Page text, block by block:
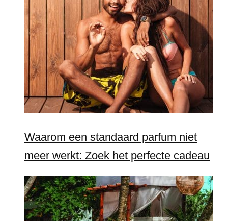
Waarom een standaard parfum niet
meer werkt: Zoek het perfecte cadeau